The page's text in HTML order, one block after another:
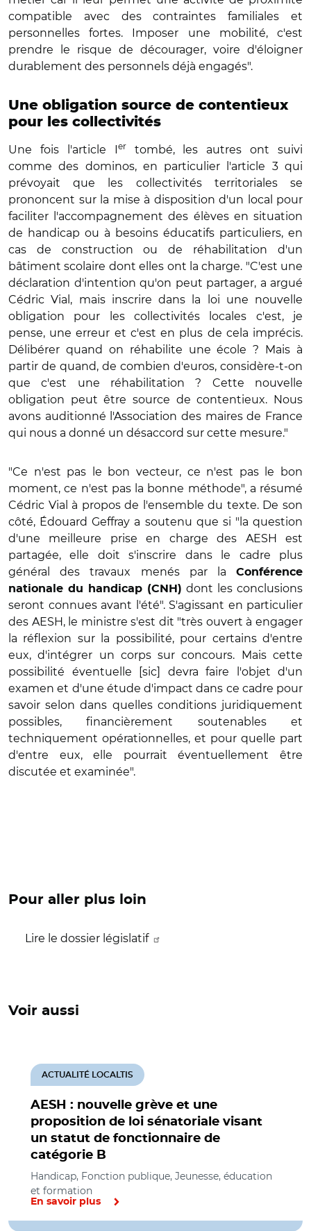
compatible avec des contraintes familiales et
personnelles fortes. Imposer une mobilité, c'est
prendre le risque de décourager, voire d'éloigner
durablement des personnels déjà engagés".
Une obligation source de contentieux
pour les collectivités
Une fois l'article Iertombé, les autres ont suivi
comme des dominos, en particulier l'article 3 qui
prévoyait que les collectivités territoriales se
prononcent sur la mise à disposition d'un local pour
faciliter l'accompagnement des élèves en situation
de handicap ou à besoins éducatifs particuliers, en
cas de construction ou de réhabilitation d'un
bâtiment scolaire dont elles ont la charge. "C'est une
déclaration d'intention qu'on peut partager, a argué
Cédric Vial, mais inscrire dans la loi une nouvelle
obligation pour les collectivités locales c'est, je
pense, une erreur et c'est en plus de cela imprécis.
Délibérer quand on réhabilite une école ? Mais à
partir de quand, de combien d'euros, considère-t-on
que c'est une réhabilitation ? Cette nouvelle
obligation peut être source de contentieux. Nous
avons auditionné l'Association des maires de France
qui nous a donné un désaccord sur cette mesure."
"Ce n'est pas le bon vecteur, ce n'est pas le bon
moment, ce n'est pas la bonne méthode", a résumé
Cédric Vial à propos de l'ensemble du texte. De son
côté, Édouard Geffray a soutenu que si "la question
d'une meilleure prise en charge des AESH est
partagée, elle doit s'inscrire dans le cadre plus
général des travaux menés par la Conférence
nationale du handicap (CNH) dont les conclusions
seront connues avant l'été". S'agissant en particulier
des AESH, le ministre s'est dit "très ouvert à engager
la réflexion sur la possibilité, pour certains d'entre
eux, d'intégrer un corps sur concours. Mais cette
possibilité éventuelle [sic] devra faire l'objet d'un
examen et d'une étude d'impact dans ce cadre pour
savoir selon dans quelles conditions juridiquement
possibles, financièrement soutenables et
techniquement opérationnelles, et pour quelle part
d'entre eux, elle pourrait éventuellement être
discutée et examinée".
Pour aller plus loin
Lire le dossier législatif
Voir aussi
AESH : nouvelle grève et une
proposition de loi sénatoriale visant
un statut de fonctionnaire de
catégorie B
ACTUALITÉ LOCALTIS
Handicap, Fonction publique, Jeunesse, éducation
et formation
En savoir plus